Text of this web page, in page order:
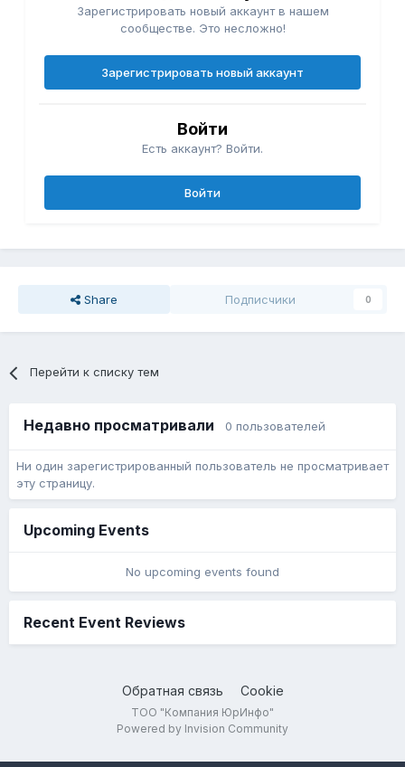
Зарегистрировать новый аккаунт в нашем
сообществе. Это несложно!
Зарегистрировать новый аккаунт
Войти
Есть аккаунт? Войти.
Войти
Share Подписчики 0
Перейти к списку тем
Недавно просматривали 0 пользователей
Ни один зарегистрированный пользователь не просматривает
эту страницу.
Upcoming Events
No upcoming events found
Recent Event Reviews
Обратная связь Cookie
ТОО "Компания ЮрИнфо"
Powered by Invision Community